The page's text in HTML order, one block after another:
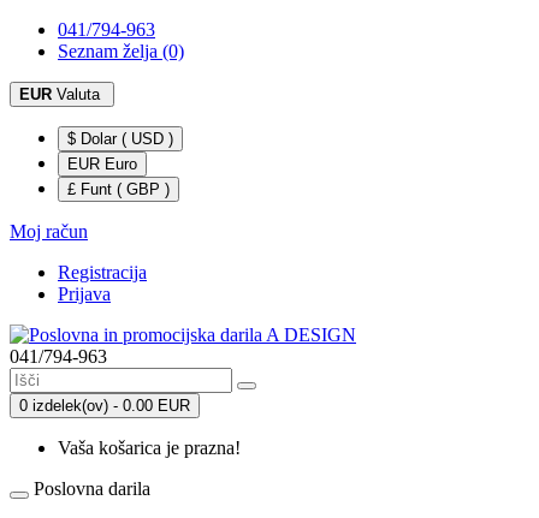
041/794-963
Seznam želja (0)
EUR Valuta
$ Dolar ( USD )
EUR Euro
£ Funt ( GBP )
Moj račun
Registracija
Prijava
041/794-963
0 izdelek(ov) - 0.00 EUR
Vaša košarica je prazna!
Poslovna darila